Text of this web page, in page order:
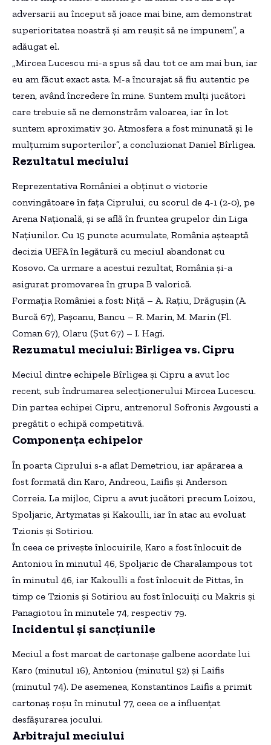
adversarii au început să joace mai bine, am demonstrat
superioritatea noastră și am reușit să ne impunem”, a
adăugat el.
„Mircea Lucescu mi-a spus să dau tot ce am mai bun, iar
eu am făcut exact asta. M-a încurajat să fiu autentic pe
teren, având încredere în mine. Suntem mulți jucători
care trebuie să ne demonstrăm valoarea, iar în lot
suntem aproximativ 30. Atmosfera a fost minunată și le
mulțumim suporterilor”, a concluzionat Daniel Bîrligea.
Rezultatul meciului
Reprezentativa României a obținut o victorie
convingătoare în fața Ciprului, cu scorul de 4-1 (2-0), pe
Arena Națională, și se află în fruntea grupelor din Liga
Națiunilor. Cu 15 puncte acumulate, România așteaptă
decizia UEFA în legătură cu meciul abandonat cu
Kosovo. Ca urmare a acestui rezultat, România și-a
asigurat promovarea în grupa B valorică.
Formația României a fost: Niță – A. Rațiu, Drăgușin (A.
Burcă 67), Pașcanu, Bancu – R. Marin, M. Marin (Fl.
Coman 67), Olaru (Șut 67) – I. Hagi.
Rezumatul meciului: Bîrligea vs. Cipru
Meciul dintre echipele Bîrligea și Cipru a avut loc
recent, sub îndrumarea selecționerului Mircea Lucescu.
Din partea echipei Cipru, antrenorul Sofronis Avgousti a
pregătit o echipă competitivă.
Componența echipelor
În poarta Ciprului s-a aflat Demetriou, iar apărarea a
fost formată din Karo, Andreou, Laifis și Anderson
Correia. La mijloc, Cipru a avut jucători precum Loizou,
Spoljaric, Artymatas și Kakoulli, iar în atac au evoluat
Tzionis și Sotiriou.
În ceea ce privește înlocuirile, Karo a fost înlocuit de
Antoniou în minutul 46, Spoljaric de Charalampous tot
în minutul 46, iar Kakoulli a fost înlocuit de Pittas, în
timp ce Tzionis și Sotiriou au fost înlocuiți cu Makris și
Panagiotou în minutele 74, respectiv 79.
Incidentul și sancțiunile
Meciul a fost marcat de cartonașe galbene acordate lui
Karo (minutul 16), Antoniou (minutul 52) și Laifis
(minutul 74). De asemenea, Konstantinos Laifis a primit
cartonaș roșu în minutul 77, ceea ce a influențat
desfășurarea jocului.
Arbitrajul meciului